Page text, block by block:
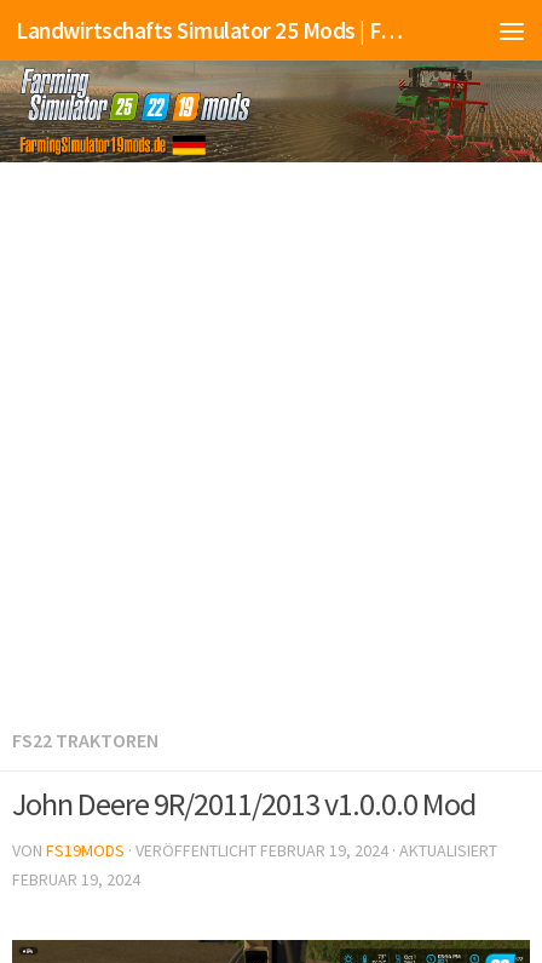
Landwirtschafts Simulator 25 Mods | Farming Simulator 25 Mods | FS25 Mods
FS22 TRAKTOREN
John Deere 9R/2011/2013 v1.0.0.0 Mod
VON FS19MODS · VERÖFFENTLICHT FEBRUAR 19, 2024 · AKTUALISIERT
FEBRUAR 19, 2024